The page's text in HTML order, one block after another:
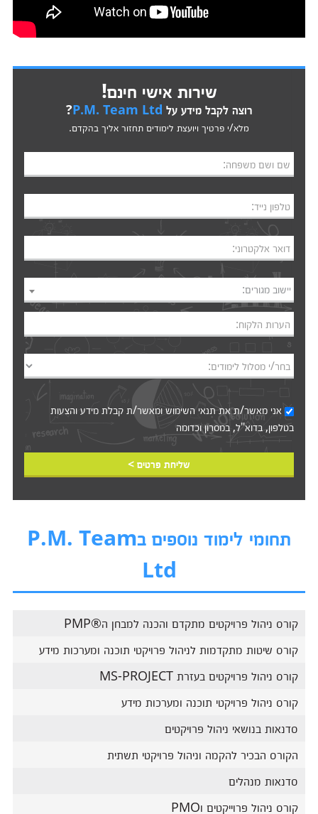
שירות אישי חינם!
רוצה לקבל מידע על P.M. Team Ltd
?
מלא/י פרטיך ויועצת לימודים תחזור אליך בהקדם.
שם ושם משפחה:
טלפון נייד:
דואר אלקטרוני:
יישוב מגורים:
הערות הלקוח:
בחר/י מסלול לימודים:
אני מאשר/ת אתתנאי השימושומאשר/ת קבלת מידע והצעות
בטלפון, בדוא"ל, במסרון וכדומה‎‎
שליחת פרטים >
תחומי לימוד נוספים בP.M. Team
Ltd
קורס ניהול פרויקטים מתקדם והכנה למבחן ה®PMP
קורס שיטות מתקדמות לניהול פרויקטי תוכנה ומערכות מידע
קורס ניהול פרויקטים בעזרת MS-PROJECT
קורס ניהול פרויקטי תוכנה ומערכות מידע
סדנאות בנושאי ניהול פרויקטים
הקורס הבכיר להקמה וניהול פרויקטי תשתית
סדנאות מנהלים
קורס ניהול פרוייקטים וPMO